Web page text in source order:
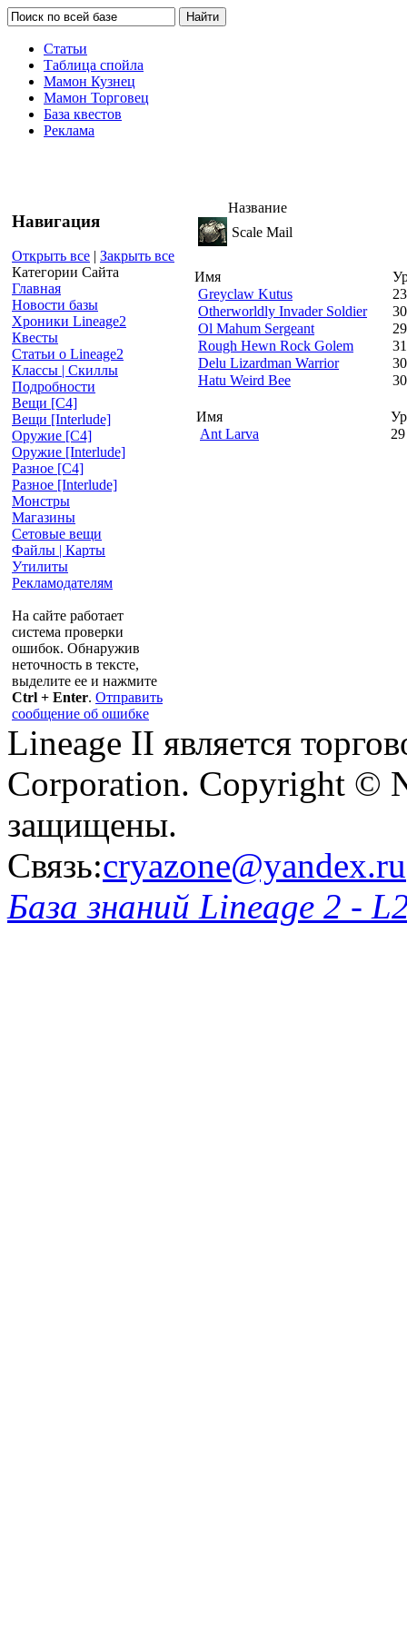
Статьи
Таблица спойла
Мамон Кузнец
Мамон Торговец
База квестов
Реклама
Навигация
Открыть все | Закрыть все
Категории Сайта
Главная
Новости базы
Хроники Lineage2
Квесты
Статьи о Lineage2
Классы | Скиллы
Подробности
Вещи [С4]
Вещи [Interlude]
Оружие [С4]
Оружие [Interlude]
Разное [C4]
Разное [Interlude]
Монстры
Магазины
Сетовые вещи
Файлы | Карты
Утилиты
Рекламодателям
На сайте работает
система проверки
ошибок. Обнаружив
неточность в тексте,
выделите ее и нажмите
Ctrl + Enter. Отправить
сообщение об ошибке
Название
Scale Mail
Имя
Greyclaw Kutus
23
Otherworldly Invader Soldier
30
Ol Mahum Sergeant
29
Rough Hewn Rock Golem
31
Delu Lizardman Warrior
30
Hatu Weird Bee
30
Имя
Ant Larva
29
Lineage II является
Corporation. Copyright ©
защищены.
Связь:cryazone@yandex.ru
База знаний Lineage 2 -